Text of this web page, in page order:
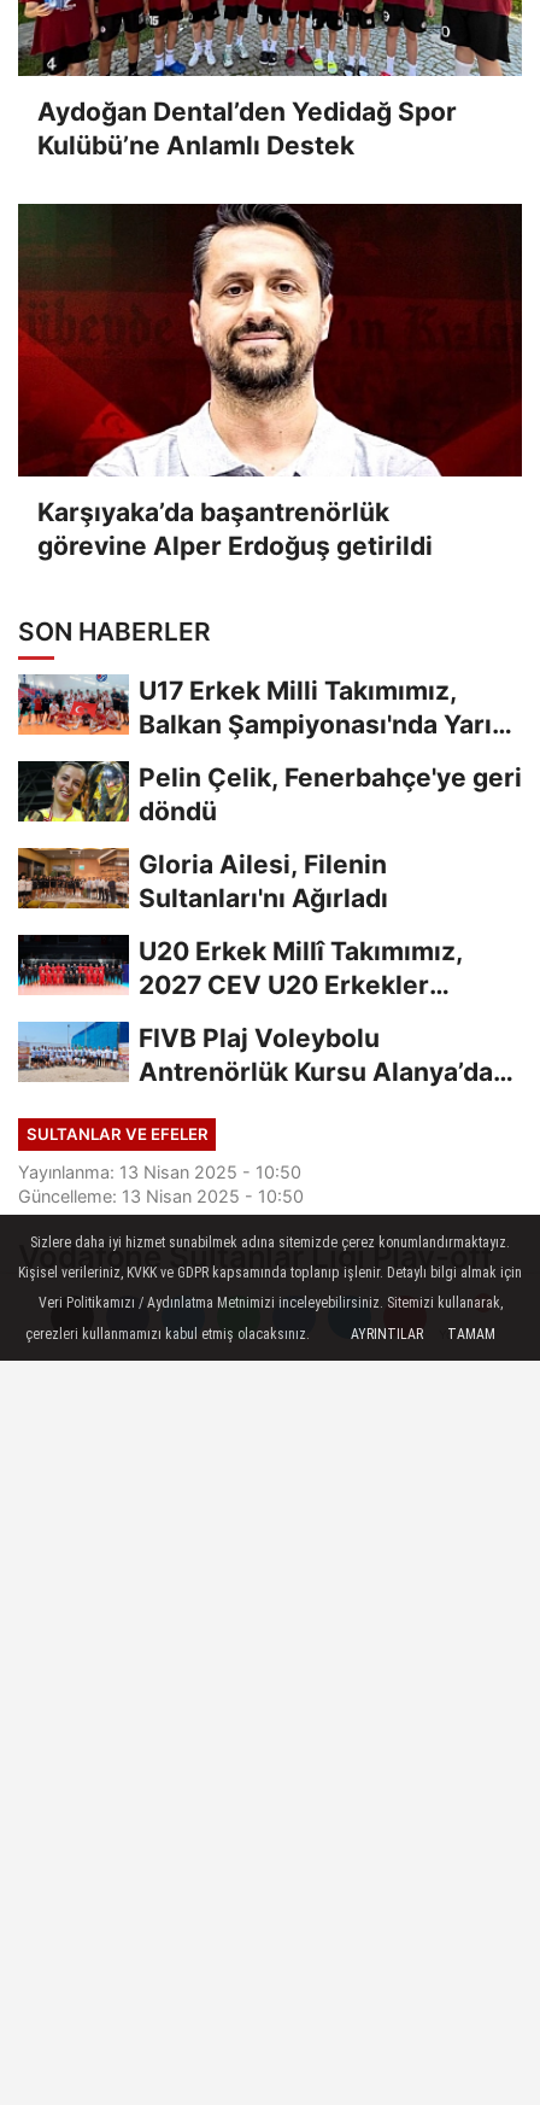
Yorumlar
Aydoğan Dental’den Yedidağ Spor
Kulübü’ne Anlamlı Destek
Karşıyaka’da başantrenörlük
görevine Alper Erdoğuş getirildi
SON HABERLER
U17 Erkek Milli Takımımız,
Balkan Şampiyonası'nda Yarı
Pelin Çelik, Fenerbahçe'ye geri
döndü
Gloria Ailesi, Filenin
Sultanları'nı Ağırladı
U20 Erkek Millî Takımımız,
2027 CEV U20 Erkekler
FIVB Plaj Voleybolu
Antrenörlük Kursu Alanya’da
SULTANLAR VE EFELER
Yayınlanma: 13 Nisan 2025 - 10:50
Güncelleme: 13 Nisan 2025 - 10:50
Vodafone Sultanlar Ligi Play-off
1-4 Etabında İkinci Maçlar
Oynandı
Yorumlar
Sizlere daha iyi hizmet sunabilmek adına sitemizde çerez konumlandırmaktayız.
Kişisel verileriniz, KVKK ve GDPR kapsamında toplanıp işlenir. Detaylı bilgi almak için
Veri Politikamızı / Aydınlatma Metnimizi inceleyebilirsiniz. Sitemizi kullanarak,
çerezleri kullanmamızı kabul etmiş olacaksınız.
AYRINTILAR TAMAM